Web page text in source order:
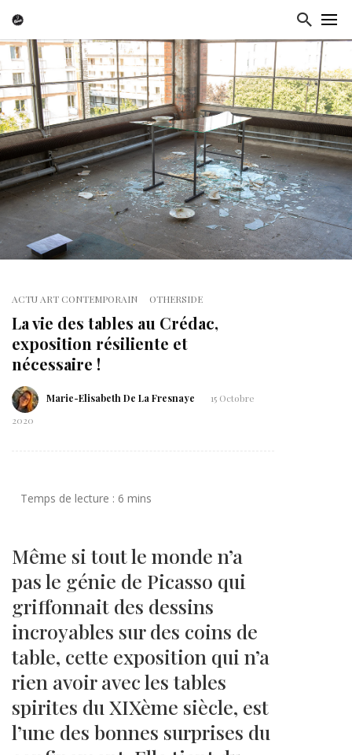
ACTU ART CONTEMPORAIN OTHERSIDE
La vie des tables au Crédac,
exposition résiliente et
nécessaire !
Marie-Elisabeth De La Fresnaye
15 Octobre
2020
Même si tout le monde n’a
pas le génie de Picasso qui
griffonnait des dessins
incroyables sur des coins de
table, cette exposition qui n’a
rien avoir avec les tables
spirites du XIXème siècle, est
l’une des bonnes surprises du